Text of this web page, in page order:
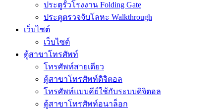
ประตูรั้วโรงงาน Folding Gate
ประตูตรวจจับโลหะ Walkthrough
เว็บไซต์
เว็บไซต์
ตู้สาขาโทรศัพท์
โทรศัพท์สายเดียว
ตู้สาขาโทรศัพท์ดิจิตอล
โทรศัพท์แบบคีย์ใช้กับระบบดิจิตอล
ตู้สาขาโทรศัพท์อนาล็อก